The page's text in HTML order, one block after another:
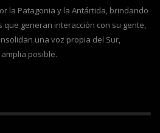
la Patagonia y la Antártida, brindando
generan interacción con su gente,
una voz propia del Sur,
posible.